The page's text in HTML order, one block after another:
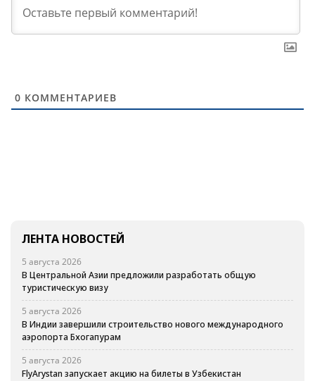
0 КОММЕНТАРИЕВ
ЛЕНТА НОВОСТЕЙ
5 августа 2026
В Центральной Азии предложили разработать общую
туристическую визу
5 августа 2026
В Индии завершили строительство нового международного
аэропорта Бхогапурам
5 августа 2026
FlyArystan запускает акцию на билеты в Узбекистан